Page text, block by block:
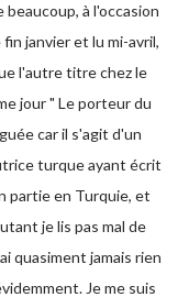
à l'occasion
janvier et lu mi-avril,
l'autre titre chez le
jour " Le porteur du
car il s'agit d'un
turque ayant écrit
partie en Turquie, et
je lis pas mal de
quasiment jamais rien
Je me suis